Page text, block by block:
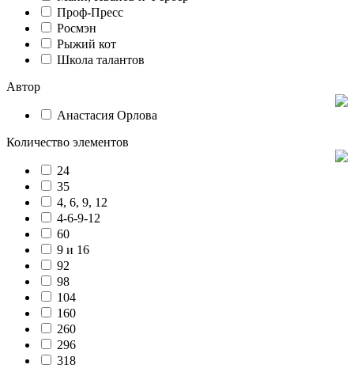
Проф-Пресс
Росмэн
Рыжий кот
Школа талантов
Автор
Анастасия Орлова
Количество элементов
24
35
4, 6, 9, 12
4-6-9-12
60
9 и 16
92
98
104
160
260
296
318